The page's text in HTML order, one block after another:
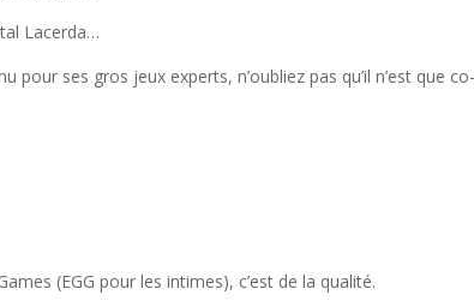
Lacerda…
ses gros jeux experts, n’oubliez pas qu’il n’est que co-
(EGG pour les intimes), c’est de la qualité.